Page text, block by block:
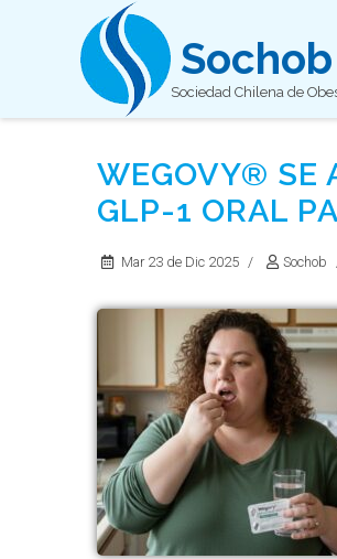
Sochob
Sociedad Chilena de
WEGOVY® SE
GLP-1 ORAL
Mar 23 de Dic 2025 Sochob